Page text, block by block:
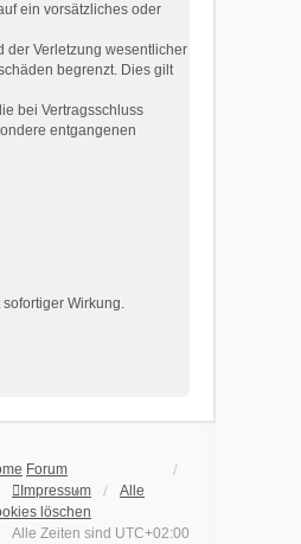
ein vorsätzliches oder
der Verletzung wesentlicher
begrenzt. Dies gilt
bei Vertragsschluss
entgangenen
Wirkung.
Forum
Impressum
Alle
löschen
Alle Zeiten sind UTC+02:00